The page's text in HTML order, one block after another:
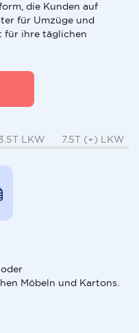
die Kunden auf
für Umzüge und
für ihre täglichen
LKW 7.5T (+) LKW
Möbeln und Kartons.